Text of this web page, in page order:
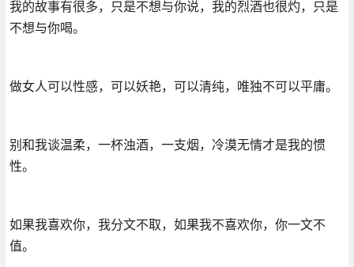
我的故事有很多，只是不想与你说，我的烈酒也很灼，只是
不想与你喝。
做女人可以性感，可以妖艳，可以清纯，唯独不可以平庸。
别和我谈温柔，一杯浊酒，一支烟，冷漠无情才是我的惯
性。
如果我喜欢你，我分文不取，如果我不喜欢你，你一文不
值。